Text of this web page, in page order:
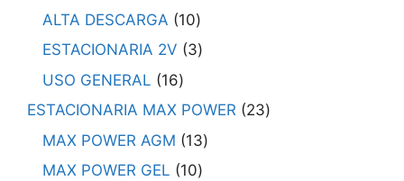
ALTA DESCARGA
10
ESTACIONARIA 2V
3
USO GENERAL
16
ESTACIONARIA MAX POWER 23
MAX POWER AGM
13
MAX POWER GEL
10